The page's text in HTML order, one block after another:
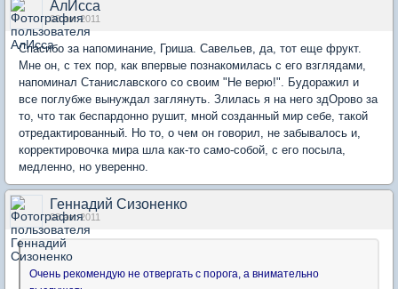
АлИсса
08 авг 2011
Спасибо за напоминание, Гриша. Савельев, да, тот еще фрукт.
Мне он, с тех пор, как впервые познакомилась с его взглядами,
напоминал Станиславского со своим "Не верю!". Будоражил и
все поглубже вынуждал заглянуть. Злилась я на него здОрово за
то, что так беспардонно рушит, мной созданный мир себе, такой
отредактированный. Но то, о чем он говорил, не забывалось и,
корректировочка мира шла как-то само-собой, с его посыла,
медленно, но уверенно.
Геннадий Сизоненко
08 авг 2011
Очень рекомендую не отвергать с порога, а внимательно